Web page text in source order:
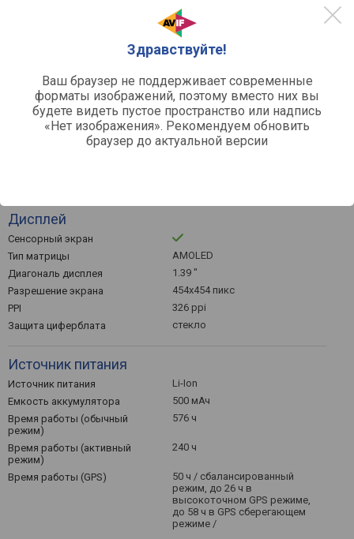
Здравствуйте!
Ваш браузер не поддерживает современные
форматы изображений, поэтому вместо них вы
будете видеть пустое пространство или надпись
«Нет изображения». Рекомендуем обновить
браузер до актуальной версии
пластиковый
резина / силикон
классическая (с пряжкой)
Ширина ремешка
22 мм
Ремешок на запястье
140 – 205 мм
Дисплей
Сенсорный экран
Тип матрицы
AMOLED
Диагональ дисплея
1.39 "
Разрешение экрана
454x454 пикс
PPI
326 ppi
Защита циферблата
стекло
Источник питания
Источник питания
Li-Ion
Емкость аккумулятора
500 мАч
Время работы (обычный
режим)
576 ч
Время работы (активный
режим)
240 ч
Время работы (GPS)
50 ч / сбалансированный
режим, до 26 ч в
высокоточном GPS режиме,
до 58 ч в GPS сберегающем
режиме /